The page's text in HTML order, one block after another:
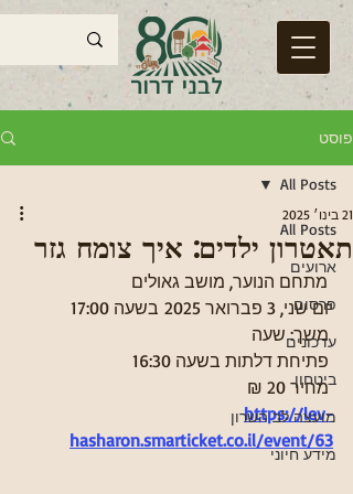
פוסט
All Posts
ארועים
פרסום
עדכונים
ביטחון
מועצה לב השרון
מידע חיוני
All Posts
תאטרון ילדים: איך צומח גזר
21 בינו׳ 2025
מתחם הנוער, מושב גאולים
יום שני, 3 פברואר 2025 בשעה 17:00
משך: שעה
מחיר 20 ₪
https://lev-
hasharon.smarticket.co.il/event/63